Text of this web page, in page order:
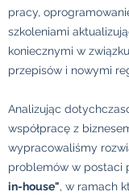
pracy,
szkoleniami
koniecznymi w
przepisów i nowymi
Analizując
współpracę z
wypracowaliśmy
problemów w postaci
in-house", w ramach